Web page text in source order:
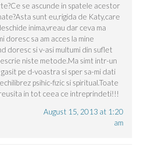
se ascunde in spatele acestor
sunt eu,rigida de Katy,care
inima,vreau dar ceva ma
doresc sa am acces la mine
doresc si v-asi multumi din suflet
niste metode.Ma simt intr-un
gasit pe d-voastra si sper sa-mi dati
psihic-fizic si spiritual.Toate
in tot ceea ce intreprindeti!!!
August 15, 2013 at 1:20
am